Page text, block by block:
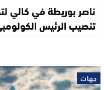
ناصر بوريطة في كالي
تنصيب الرئيس
جهات